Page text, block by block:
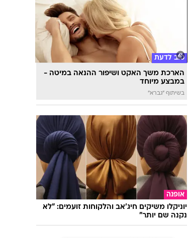
הילד עם קשב וריכוז? כך תכינו אותו השבוע
טוב לדעת
הארכת משך האקט ושיפור ההנאה במיטה -
במבצע מיוחד
בשיתוף "גברא"